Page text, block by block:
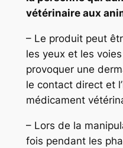
vétérinaire aux
– Le produit peut
les yeux et les
provoquer une
le contact direct et
médicament
– Lors de la
fois pendant les